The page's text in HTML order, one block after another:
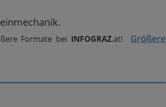
Formate bei INFOGRAZ.at! Größere